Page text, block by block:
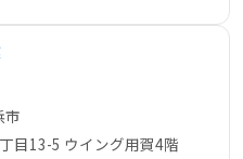
市
目13-5 ウイング用賀4階